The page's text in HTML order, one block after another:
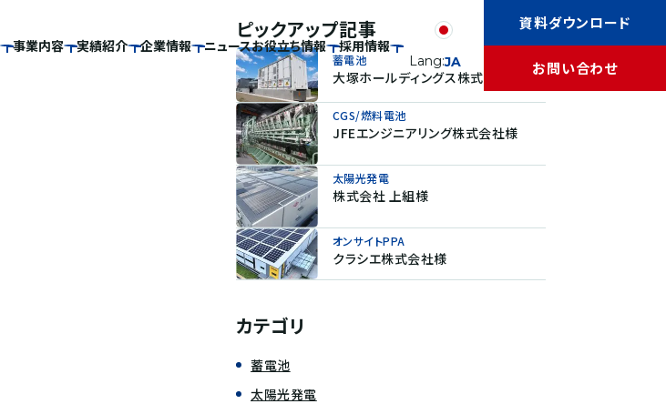
事業内容 実績紹介 企業情報 ニュースお役立ち情報 採用情報
資料ダウンロード
お問い合わせ
Lang:JA
ピックアップ記事
蓄電池
大塚ホールディングス株式会社様
CGS/燃料電池
JFEエンジニアリング株式会社様
太陽光発電
株式会社 上組様
オンサイトPPA
クラシエ株式会社様
カテゴリ
蓄電池
太陽光発電